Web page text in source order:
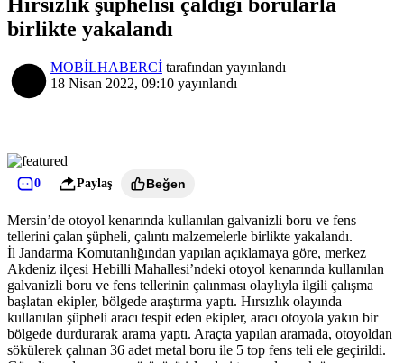
birlikte yakalandı
MOBİLHABERCİ tarafından yayınlandı
18 Nisan 2022, 09:10 yayınlandı
0 Paylaş Beğen
Mersin’de otoyol kenarında kullanılan galvanizli boru ve fens
tellerini çalan şüpheli, çalıntı malzemelerle birlikte yakalandı.
İl Jandarma Komutanlığından yapılan açıklamaya göre, merkez
Akdeniz ilçesi Hebilli Mahallesi’ndeki otoyol kenarında kullanılan
galvanizli boru ve fens tellerinin çalınması olaylıyla ilgili çalışma
başlatan ekipler, bölgede araştırma yaptı. Hırsızlık olayında
kullanılan şüpheli aracı tespit eden ekipler, aracı otoyola yakın bir
bölgede durdurarak arama yaptı. Araçta yapılan aramada, otoyoldan
sökülerek çalınan 36 adet metal boru ile 5 top fens teli ele geçirildi.